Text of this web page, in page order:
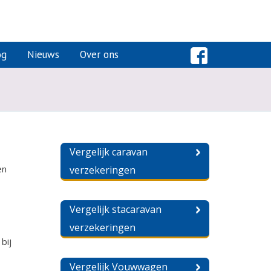
Nieuws Over ons
Vergelijk caravan
verzekeringen
Vergelijk stacaravan
verzekeringen
Vergelijk Vouwwagen